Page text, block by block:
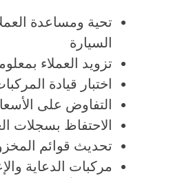
تحية ومساعدة
السيارة
تزويد العملاء
اختبار قيادة
التفاوض على
الاحتفاظ بسجلات
تحديث قوائم
مركبات الدعاية